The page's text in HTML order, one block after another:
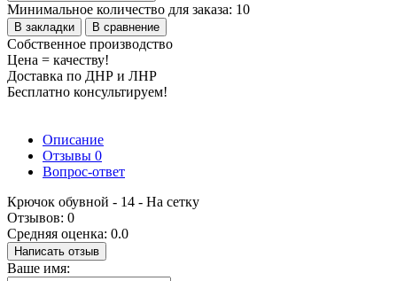
Минимальное количество для заказа: 10
В закладки В сравнение
Собственное производство
Цена = качеству!
Доставка по ДНР и ЛНР
Бесплатно консультируем!
Описание
Отзывы 0
Вопрос-ответ
Крючок обувной - 14 - На сетку
Отзывов: 0
Средняя оценка: 0.0
Написать отзыв
Ваше имя: